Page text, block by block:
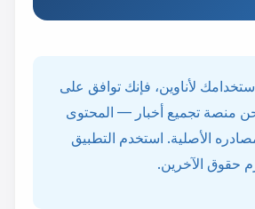
لأناوين، فإنك توافق على
منصة تجميع أخبار — المحتوى
الأصلية. استخدم التطبيق
حقوق الآخرين.